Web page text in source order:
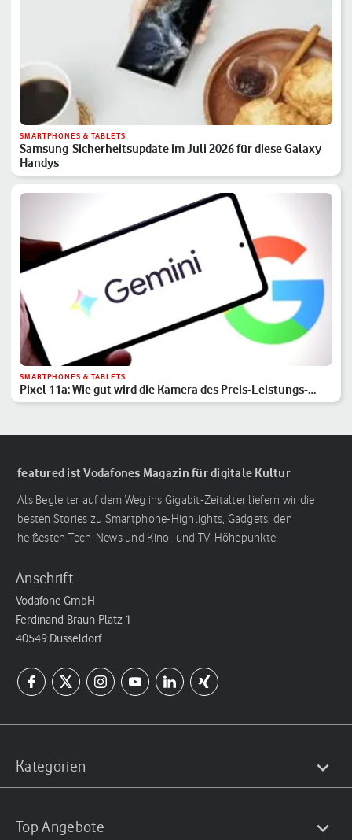
SMARTPHONES & TABLETS
Samsung-Sicherheitsupdate im Juli 2026 für diese Galaxy-
Handys
SMARTPHONES & TABLETS
Pixel 11a: Wie gut wird die Kamera des Preis-Leistungs-
Hits?
featured ist Vodafones Magazin für digitale Kultur
Als Begleiter auf dem Weg ins Gigabit-Zeitalter liefern wir die
besten Stories zu Smartphone-Highlights, Gadgets, den
heißesten Tech-News und Kino- und TV-Höhepunkte.
Anschrift
Vodafone GmbH
Ferdinand-Braun-Platz 1
40549 Düsseldorf
Kategorien
Top Angebote